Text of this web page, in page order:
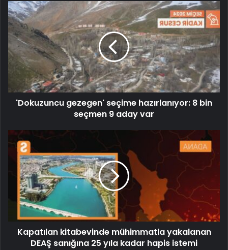
'Dokuzuncu gezegen' seçime hazırlanıyor: 8 bin
seçmen 9 aday var
Kapatılan kitabevinde mühimmatla yakalanan
DEAŞ sanığına 25 yıla kadar hapis istemi